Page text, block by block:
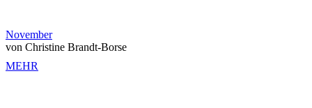
November
von Christine Brandt-Borse
MEHR